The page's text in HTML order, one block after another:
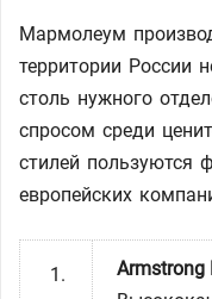
Мармолеум
территории России
столь нужного
спросом среди
стилей пользуются
европейских
Armstrong